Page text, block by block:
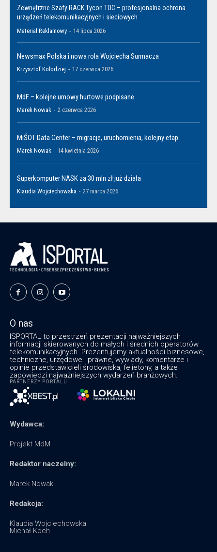
Zewnętrzne Szafy RACK Tycon TOC – profesjonalna ochrona
urządzeń telekomunikacyjnych i sieciowych
Materiał Reklamowy - 14 lipca 2026
Newsmax Polska i nowa rola Wojciecha Surmacza
Krzysztof Kołodziej - 17 czerwca 2026
MdF – kolejne umowy hurtowe podpisane
Marek Nowak - 2 czerwca 2026
MiŚOT Data Center – migracje, uruchomienia, kolejny etap
Marek Nowak - 14 kwietnia 2026
Superkomputer NASK za 30 mln zł już działa
Klaudia Wojciechowska - 27 marca 2026
O nas
ISPORTAL to przestrzeń prezentacji najważniejszych
informacji skierowanych do małych i średnich operatorów
telekomunikacyjnych. Prezentujemy aktualności biznesowe,
techniczne, urzędowe i prawne, wywiady, komentarze i
opinie przedstawicieli środowiska, felietony, a także
zapowiedzi najważniejszych wydarzeń branżowych.
PARTNERZY PORTALU
Wydawca:
Projekt MdM
Redaktor naczelny:
Marek Nowak
Redakcja:
Klaudia Wojciechowska
Michał Koch